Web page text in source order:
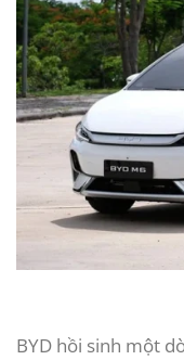
BYD hồi sinh một